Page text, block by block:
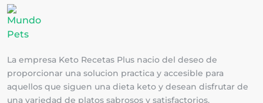
La empresa Keto Recetas Plus nacio del deseo de
proporcionar una solucion practica y accesible para
aquellos que siguen una dieta keto y desean disfrutar de
una variedad de platos sabrosos y satisfactorios.